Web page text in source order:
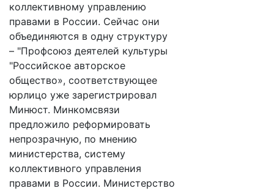
коллективному управлению
правами в России. Сейчас они
объединяются в одну структуру
– "Профсоюз деятелей культуры
"Российское авторское
общество», соответствующее
юрлицо уже зарегистрировал
Минюст. Минкомсвязи
предложило реформировать
непрозрачную, по мнению
министерства, систему
коллективного управления
правами в России. Министерство